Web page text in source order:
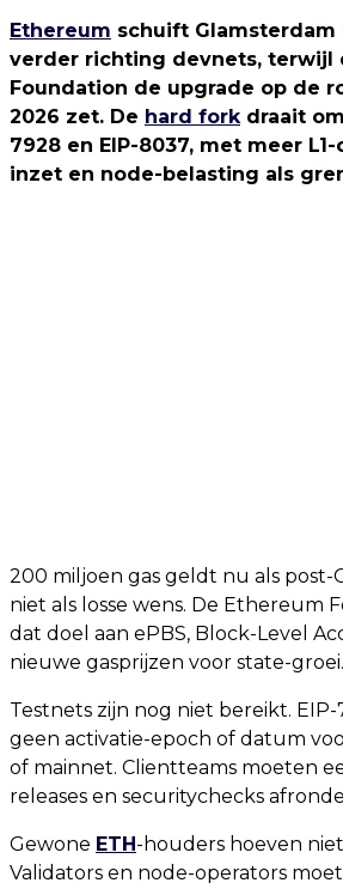
Ethereum schuift Glamsterdam
verder richting devnets, terwijl
Foundation de upgrade op de
2026 zet. De hard forkdraait om
7928 en EIP-8037, met meer
inzet en node-belasting als
200 miljoen gas geldt nu als post-
niet als losse wens. De Ethereum
dat doel aan ePBS, Block-Level
nieuwe gasprijzen voor state-groei.
Testnets zijn nog niet bereikt.
geen activatie-epoch of datum
of mainnet. Clientteams moeten
releases en securitychecks
Gewone ETH-houders hoeven
Validators en node-operators